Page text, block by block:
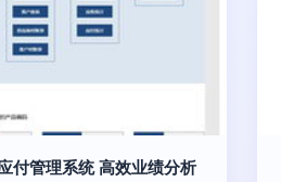
付管理系统 高效业绩分析